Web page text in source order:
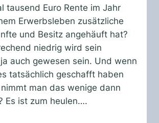
tausend Euro Rente im Jahr
Erwerbsleben zusätzliche
und Besitz angehäuft hat?
niedrig wird sein
auch gewesen sein. Und wenn
tatsächlich geschafft haben
man das wenige dann
Es ist zum heulen….